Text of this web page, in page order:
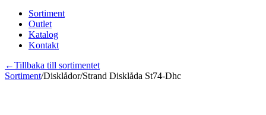
Sortiment
Outlet
Katalog
Kontakt
←Tillbaka till sortimentet
Sortiment/Disklådor/Strand Disklåda St74-Dhc